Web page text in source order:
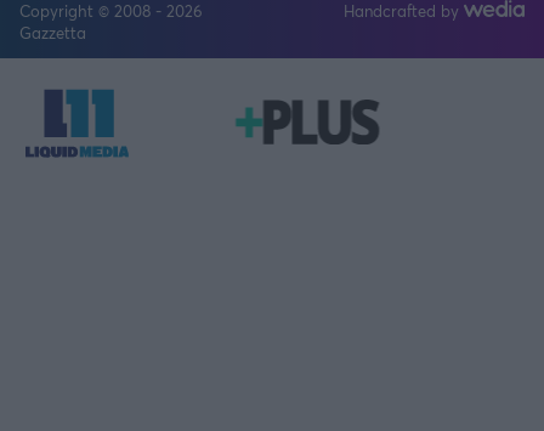
Copyright © 2008 - 2026
Gazzetta
Handcrafted by